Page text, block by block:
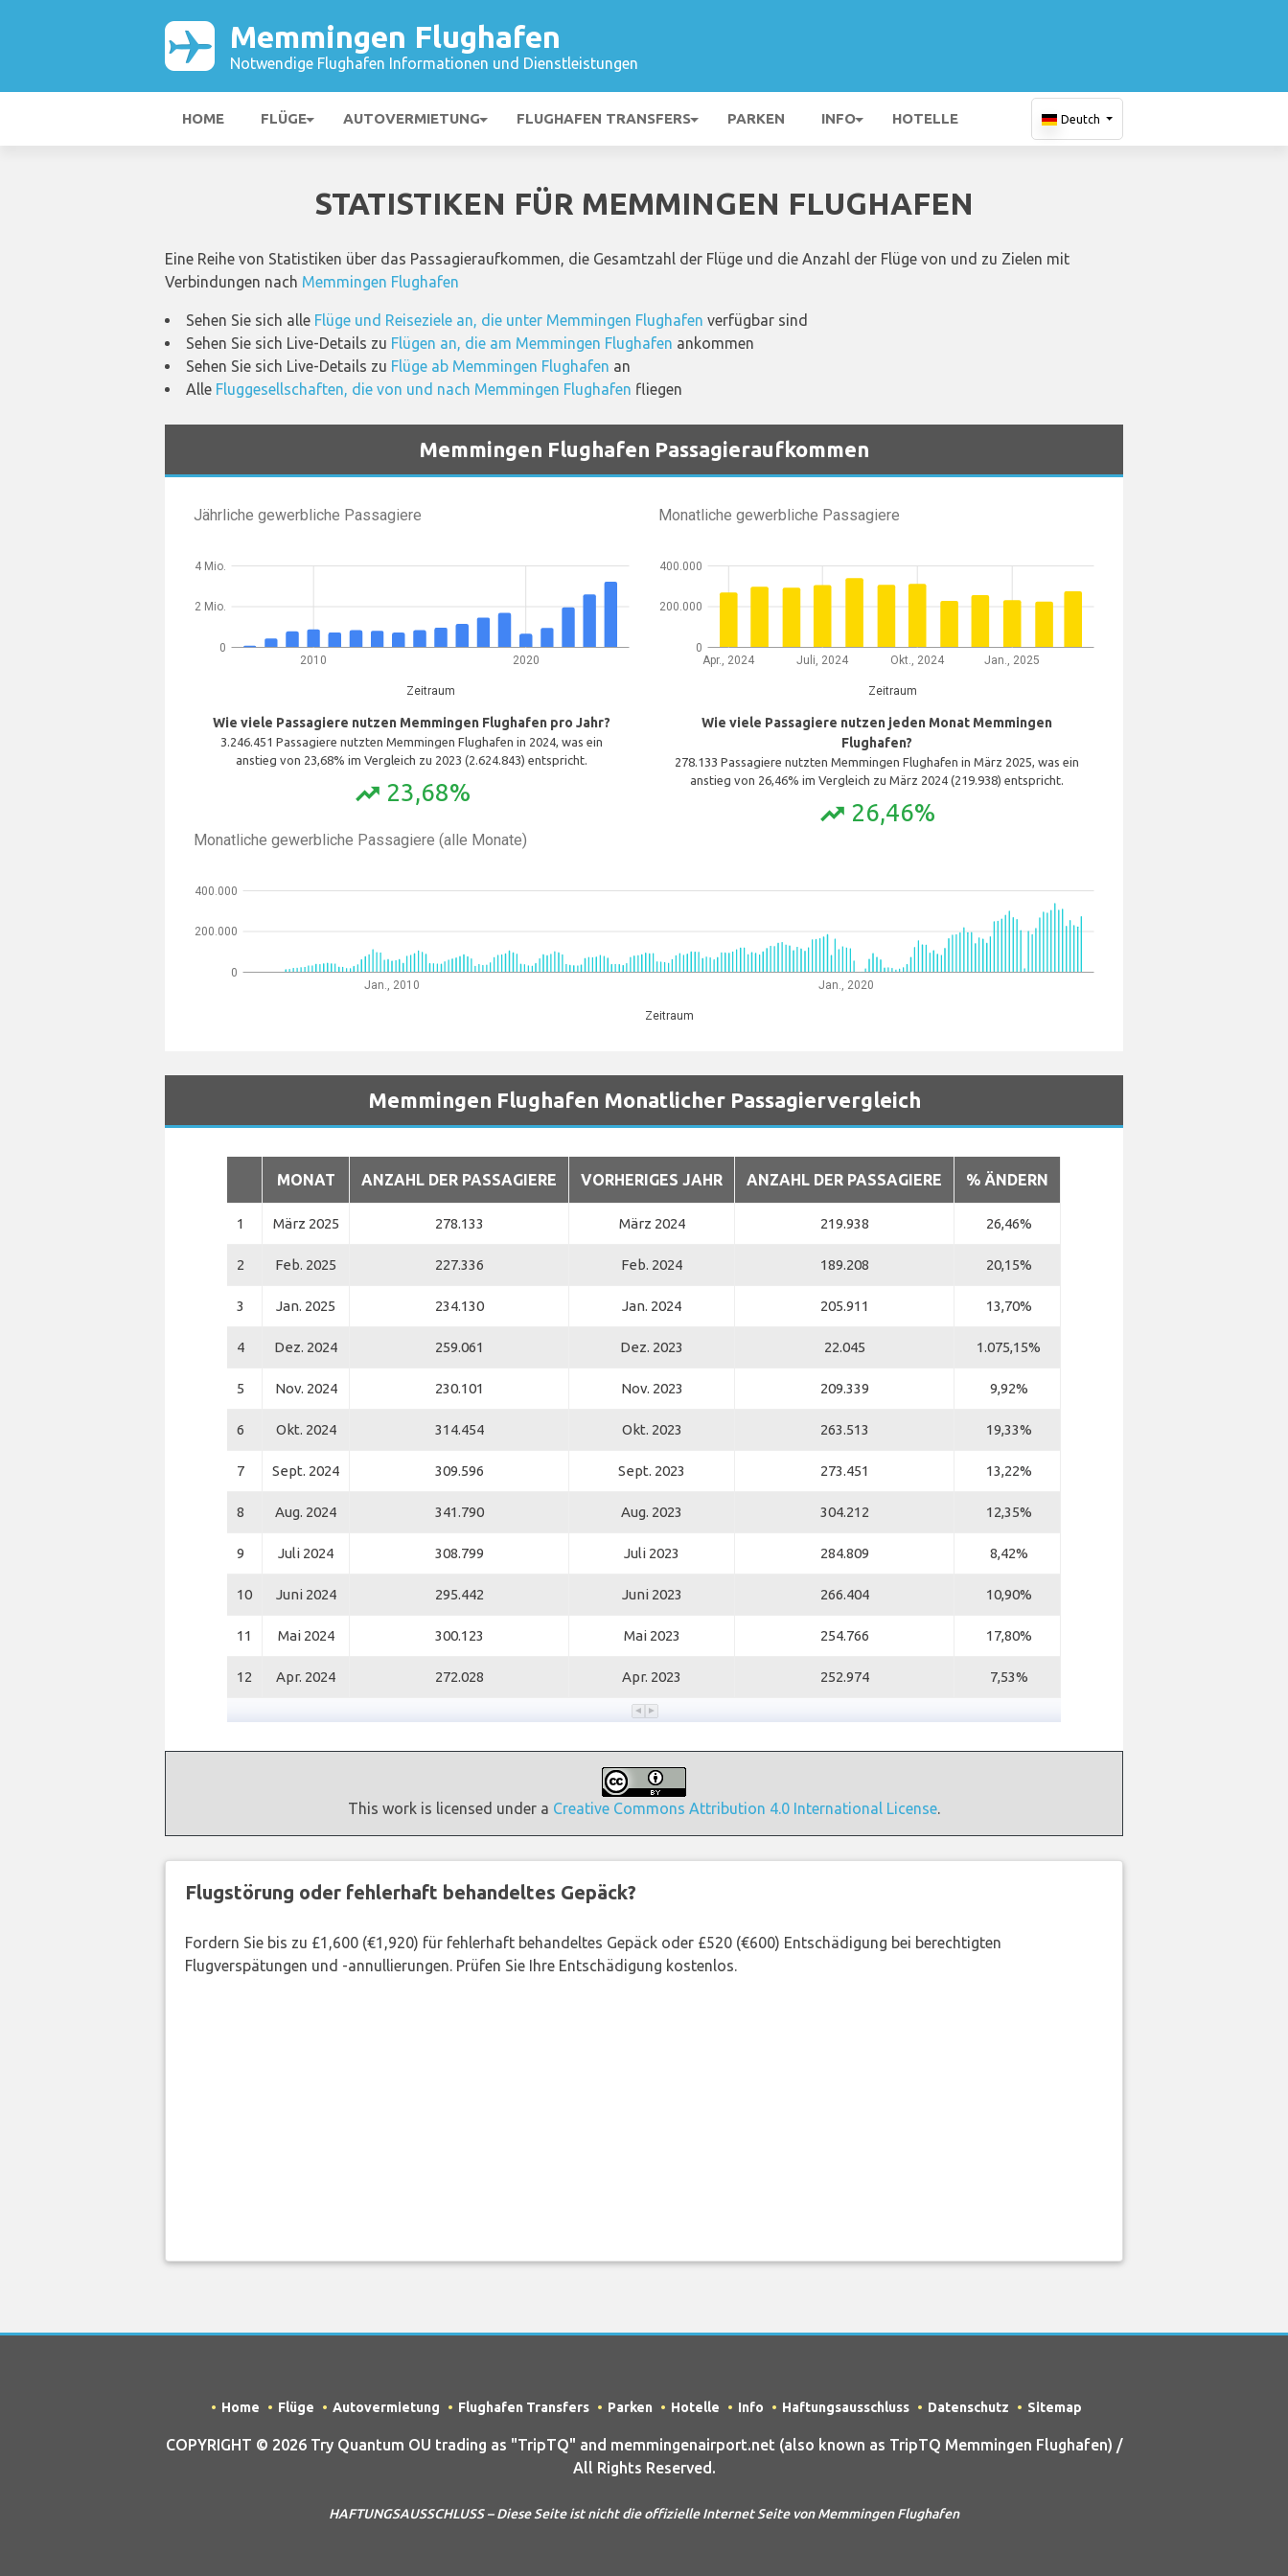
Memmingen Flughafen
Notwendige Flughafen Informationen und Dienstleistungen
HOME FLÜGE AUTOVERMIETUNG FLUGHAFEN TRANSFERS PARKEN INFO HOTELLE Deutch
STATISTIKEN FÜR MEMMINGEN FLUGHAFEN
Eine Reihe von Statistiken über das Passagieraufkommen, die Gesamtzahl der Flüge und die Anzahl der Flüge von und zu Zielen mit
Verbindungen nach Memmingen Flughafen
Sehen Sie sich alle Flüge und Reiseziele an, die unter Memmingen Flughafen verfügbar sind
Sehen Sie sich Live-Details zu Flügen an, die am Memmingen Flughafen ankommen
Sehen Sie sich Live-Details zu Flüge ab Memmingen Flughafen an
Alle Fluggesellschaften, die von und nach Memmingen Flughafen fliegen
Memmingen Flughafen Passagieraufkommen
Jährliche gewerbliche Passagiere
2010 2020
Zeitraum
0
2 Mio.
4 Mio.
Wie viele Passagiere nutzen Memmingen Flughafen pro Jahr?
3.246.451 Passagiere nutzten Memmingen Flughafen in 2024, was ein
anstieg von 23,68% im Vergleich zu 2023 (2.624.843) entspricht.
trending_up 23,68%
Monatliche gewerbliche Passagiere
Apr., 2024 Juli, 2024 Okt., 2024 Jan., 2025
Zeitraum
0
200.000
400.000
Wie viele Passagiere nutzen jeden Monat Memmingen
Flughafen?
278.133 Passagiere nutzten Memmingen Flughafen in März 2025, was ein
anstieg von 26,46% im Vergleich zu März 2024 (219.938) entspricht.
trending_up 26,46%
Monatliche gewerbliche Passagiere (alle Monate)
Jan., 2010 Jan., 2020
Zeitraum
0
200.000
400.000
Memmingen Flughafen Monatlicher Passagiervergleich
MONAT ANZAHL DER PASSAGIERE VORHERIGES JAHR ANZAHL DER PASSAGIERE % ÄNDERN
1 März 2025 278.133 März 2024 219.938 26,46%
2 Feb. 2025 227.336 Feb. 2024 189.208 20,15%
3 Jan. 2025 234.130 Jan. 2024 205.911 13,70%
4 Dez. 2024 259.061 Dez. 2023 22.045 1.075,15%
5 Nov. 2024 230.101 Nov. 2023 209.339 9,92%
6 Okt. 2024 314.454 Okt. 2023 263.513 19,33%
7 Sept. 2024 309.596 Sept. 2023 273.451 13,22%
8 Aug. 2024 341.790 Aug. 2023 304.212 12,35%
9 Juli 2024 308.799 Juli 2023 284.809 8,42%
10 Juni 2024 295.442 Juni 2023 266.404 10,90%
11 Mai 2024 300.123 Mai 2023 254.766 17,80%
12 Apr. 2024 272.028 Apr. 2023 252.974 7,53%
This work is licensed under a Creative Commons Attribution 4.0 International License.
Flugstörung oder fehlerhaft behandeltes Gepäck?
Fordern Sie bis zu £1,600 (€1,920) für fehlerhaft behandeltes Gepäck oder £520 (€600) Entschädigung bei berechtigten
Flugverspätungen und -annullierungen. Prüfen Sie Ihre Entschädigung kostenlos.
Home Flüge Autovermietung Flughafen Transfers Parken Hotelle Info Haftungsausschluss Datenschutz Sitemap
COPYRIGHT © 2026 Try Quantum OU trading as "TripTQ" and memmingenairport.net (also known as TripTQ Memmingen Flughafen) /
All Rights Reserved.
HAFTUNGSAUSSCHLUSS – Diese Seite ist nicht die offizielle Internet Seite von Memmingen Flughafen